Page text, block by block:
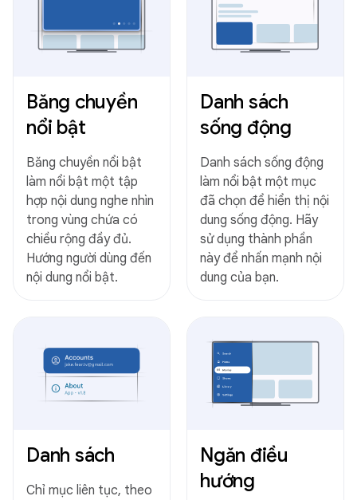
Băng chuyền
nổi bật
Băng chuyền nổi bật
làm nổi bật một tập
hợp nội dung nghe nhìn
trong vùng chứa có
chiều rộng đầy đủ.
Hướng người dùng đến
nội dung nổi bật.
Danh sách
sống động
Danh sách sống động
làm nổi bật một mục
đã chọn để hiển thị nội
dung sống động. Hãy
sử dụng thành phần
này để nhấn mạnh nội
dung của bạn.
Danh sách
Chỉ mục liên tục, theo
Ngăn điều
hướng